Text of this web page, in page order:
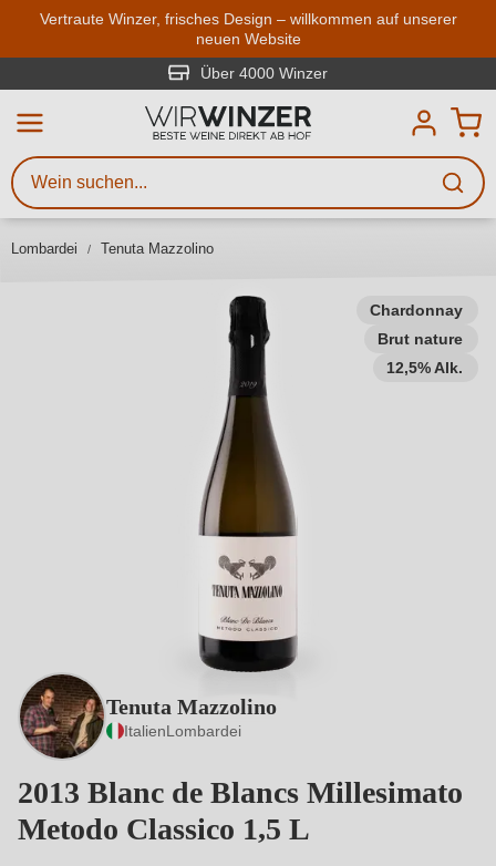
Zum Hauptinhalt springen
Vertraute Winzer, frisches Design – willkommen auf unserer
neuen Website
Über 4000 Winzer
Lombardei Tenuta Mazzolino
Chardonnay
Brut nature
12,5% Alk.
Tenuta Mazzolino
ItalienLombardei
2013 Blanc de Blancs Millesimato
Metodo Classico 1,5 L
Weinsuche
Mindestens 3 Zeichen eingeben
Beschreiben Sie, welchen Wein
Sie suchen – ob nach Geschmack,